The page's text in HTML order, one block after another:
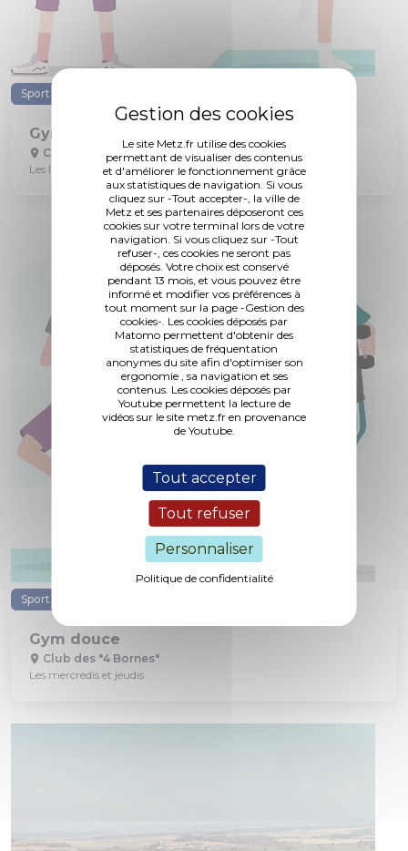
Le site Metz.fr utilise des cookies
permettant de visualiser des contenus
et d'améliorer le fonctionnement grâce
aux statistiques de navigation. Si vous
cliquez sur -Tout accepter-, la ville de
Metz et ses partenaires déposeront ces
cookies sur votre terminal lors de votre
navigation. Si vous cliquez sur -Tout
refuser-, ces cookies ne seront pas
déposés. Votre choix est conservé
pendant 13 mois, et vous pouvez être
informé et modifier vos préférences à
tout moment sur la page -Gestion des
cookies-. Les cookies déposés par
Matomo permettent d'obtenir des
statistiques de fréquentation
anonymes du site afin d'optimiser son
ergonomie , sa navigation et ses
contenus. Les cookies déposés par
Youtube permettent la lecture de
vidéos sur le site metz.fr en provenance
de Youtube.
Tout accepter
Tout refuser
Personnaliser
Politique de confidentialité
Sport
Gym douce
Club "Queuleu-Tivoli"
Les lundis, mercredis et jeudis
Sport
Gym douce
Club des "4 Bornes"
Les mercredis et jeudis